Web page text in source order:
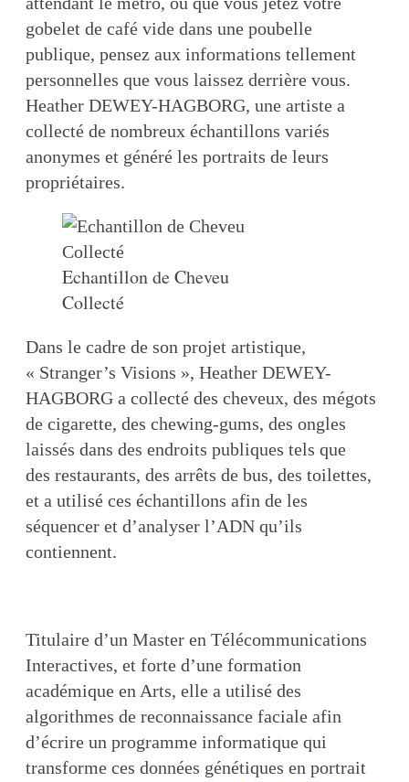
gobelet de café vide dans une poubelle
publique, pensez aux informations tellement
personnelles que vous laissez derrière vous.
Heather DEWEY-HAGBORG, une artiste a
collecté de nombreux échantillons variés
anonymes et généré les portraits de leurs
propriétaires.
Echantillon de Cheveu
Collecté
Dans le cadre de son projet artistique,
« Stranger’s Visions », Heather DEWEY-
HAGBORG a collecté des cheveux, des mégots
de cigarette, des chewing-gums, des ongles
laissés dans des endroits publiques tels que
des restaurants, des arrêts de bus, des toilettes,
et a utilisé ces échantillons afin de les
séquencer et d’analyser l’ADN qu’ils
contiennent.
Titulaire d’un Master en Télécommunications
Interactives, et forte d’une formation
académique en Arts, elle a utilisé des
algorithmes de reconnaissance faciale afin
d’écrire un programme informatique qui
transforme ces données génétiques en portrait